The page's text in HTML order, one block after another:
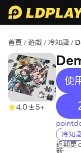
首頁 / 遊戲 / 冷知識 /
4.0 5+
使
冷知
近期更